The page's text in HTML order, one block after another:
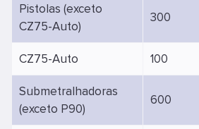
Pistolas (exceto
CZ75-Auto)
300
CZ75-Auto 100
Submetralhadoras
(exceto P90)
600